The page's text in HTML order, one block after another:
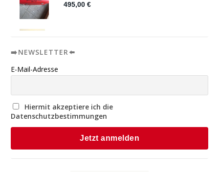
➡️NEWSLETTER⬅️
E-Mail-Adresse
Hiermit akzeptiere ich die
Datenschutzbestimmungen